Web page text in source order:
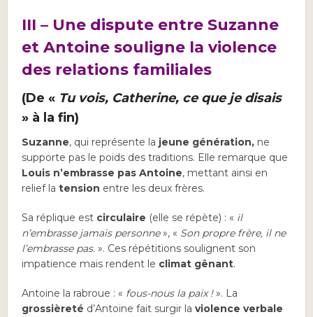
III – Une dispute entre Suzanne
et Antoine souligne la violence
des relations familiales
(De « Tu vois, Catherine, ce que je disais
» à la fin)
Suzanne, qui représente la jeune génération, ne
supporte pas le poids des traditions. Elle remarque que
Louis n’embrasse pas Antoine, mettant ainsi en
relief latension entre les deux frères.
Sa réplique est circulaire (elle se répète) : « il
n’embrasse jamais personne», « Son propre frère, il ne
l’embrasse pas.». Ces répétitions soulignent son
impatience mais rendent le climat gênant.
Antoine la rabroue : « fous-nous la paix !». La
grossièreté d’Antoine fait surgir laviolence verbale